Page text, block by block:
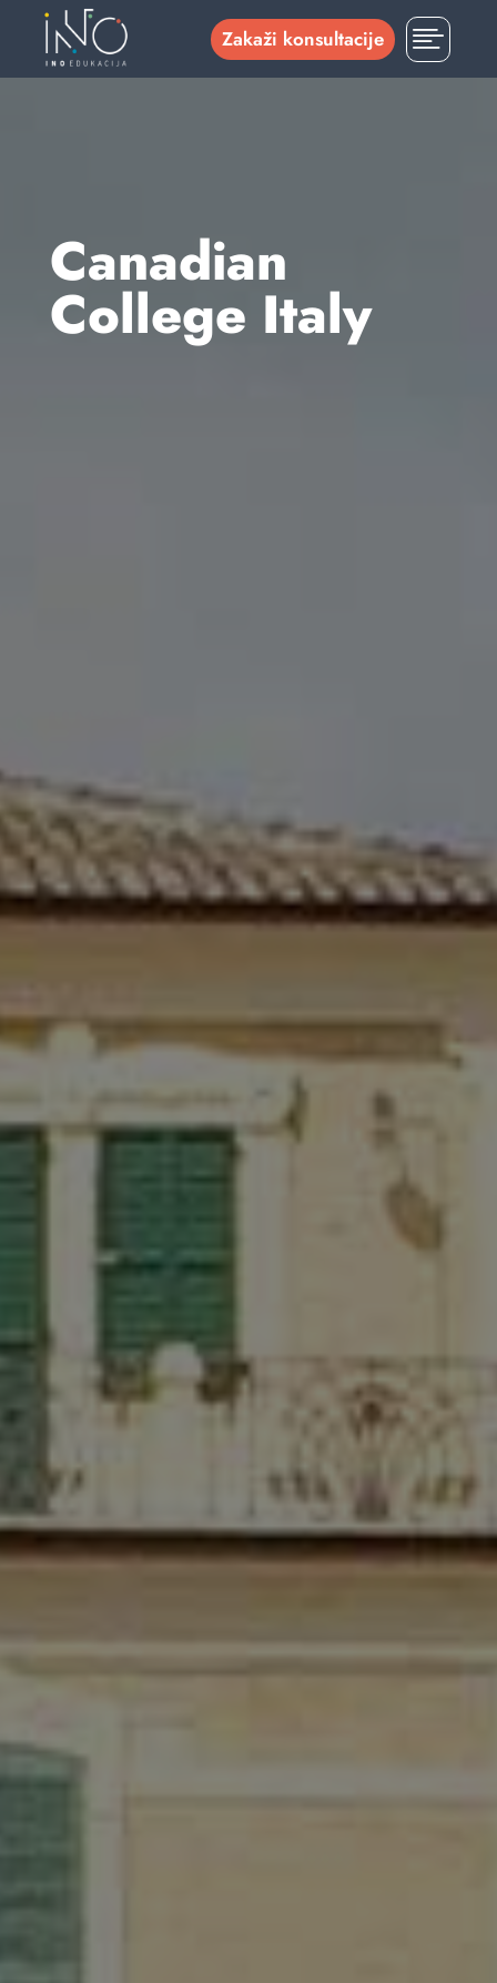
Zakaži konsultacije 
Canadian
College Italy